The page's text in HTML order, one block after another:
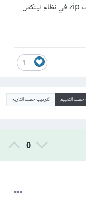
كيف يمكننى استعراض الملفات بداخل ارشيف zip في نظام لينكس
1
حسب التقييم الترتيب حسب التاريخ
0